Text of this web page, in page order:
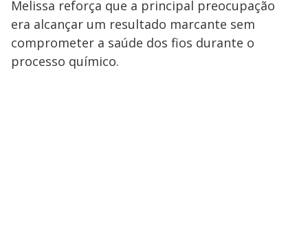
Melissa reforça que a principal preocupação
era alcançar um resultado marcante sem
comprometer a saúde dos fios durante o
processo químico.